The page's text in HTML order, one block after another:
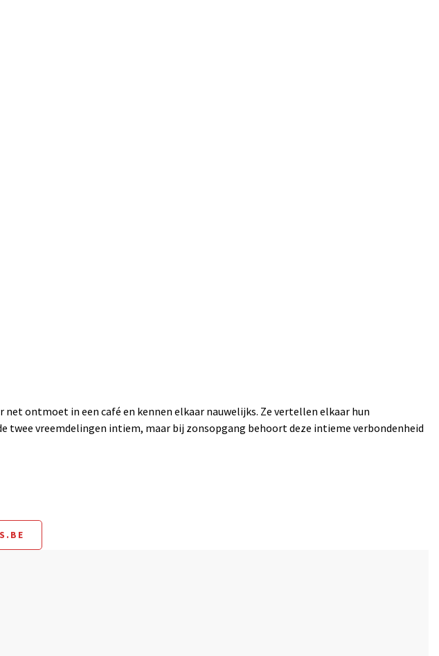
ontmoet in een café en kennen elkaar nauwelijks. Ze vertellen elkaar hun
twee vreemdelingen intiem, maar bij zonsopgang behoort deze intieme verbondenheid